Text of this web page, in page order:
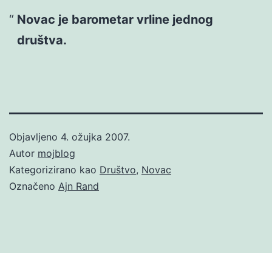
Novac je barometar vrline jednog
društva.
Objavljeno 4. ožujka 2007.
Autor mojblog
Kategorizirano kao Društvo, Novac
Označeno Ajn Rand